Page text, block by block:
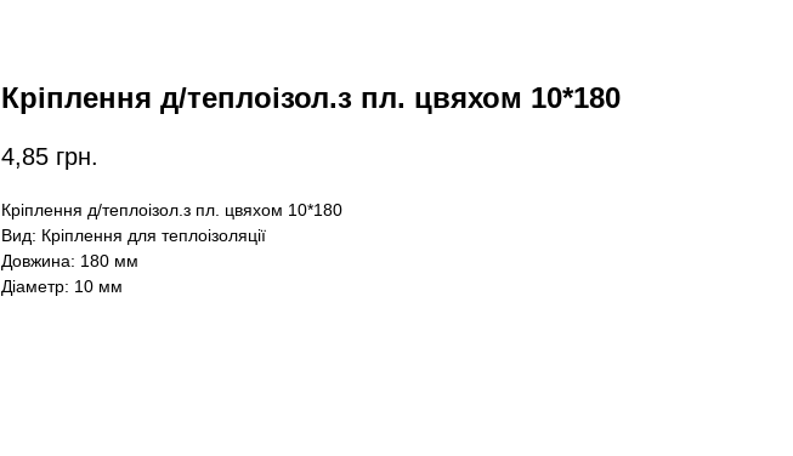
Кріплення д/теплоізол.з пл. цвяхом 10*180
4,85 грн.
Кріплення д/теплоізол.з пл. цвяхом 10*180
Вид: Кріплення для теплоізоляції
Довжина: 180 мм
Діаметр: 10 мм